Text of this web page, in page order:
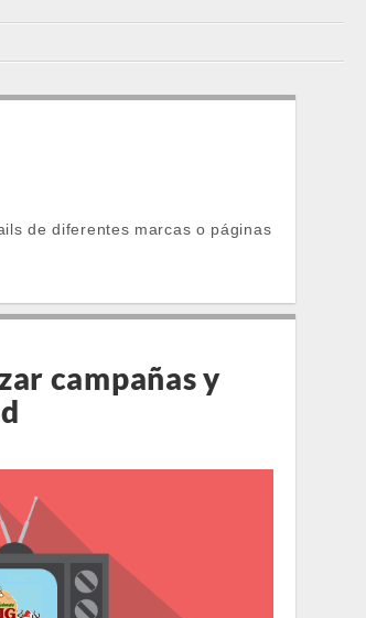
de diferentes marcas o páginas
campañas y